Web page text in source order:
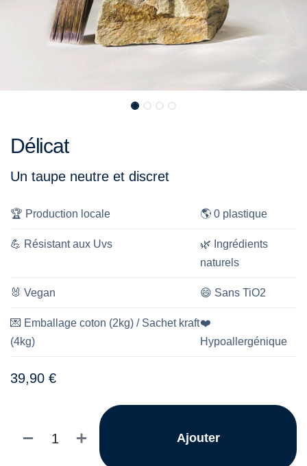
Délicat
Un taupe neutre et discret
🏆 Production locale 🌎 0 plastique
💪 Résistant aux Uvs 🌿 Ingrédients
naturels
🐰 Vegan 😄 Sans TiO2
💌 Emballage coton (2kg) / Sachet kraft
(4kg)
❤️
Hypoallergénique
39,90 €
Ajouter